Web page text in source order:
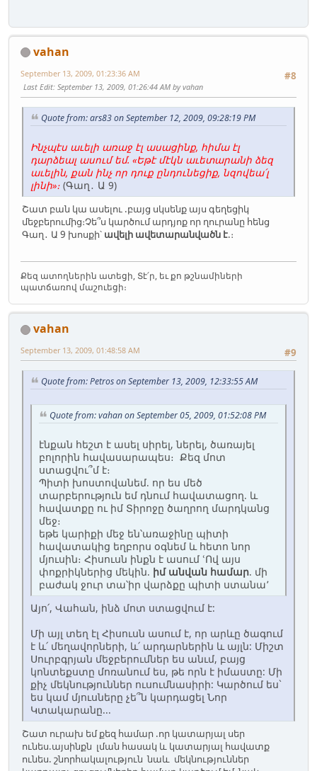
vahan
#8
September 13, 2009, 01:23:36 AM
Last Edit: September 13, 2009, 01:26:44 AM by vahan
Quote from: ars83 on September 12, 2009, 09:28:19 PM
Ինչպէս աւելի առաջ էլ ասացինք, հիմա էլ
դարձեալ ասում եմ. «Եթէ մէկն աւետարանի ձեզ
աւելին, քան ինչ որ դուք ընդունեցիք, նզովեա՛լ
լինի»։ (Գաղ․ Ա 9)
Շատ բան կա ասելու .բայց սկսենք այս գեղեցիկ
մեջբերումից։Չե՞ս կարծում արդյոք որ ղուրանը հենց
Գաղ․ Ա 9 խոսքի՝ ավելի ավետարանվածն է.։
Քեզ ատողներին ատեցի, Տէ՛ր, եւ քո թշնամիների
պատճառով մաշուեցի։
vahan
#9
September 13, 2009, 01:48:58 AM
Quote from: Petros on September 13, 2009, 12:33:55 AM
Quote from: vahan on September 05, 2009, 01:52:08 PM
էնքան հեշտ է ասել սիրել, ներել, ծառայել
բոլորին հավասարապես։ Քեզ մոտ
ստացվու՞մ է։
Պիտի խոստովանեմ. որ ես մեծ
տարբերություն եմ դնում հավատացող. և
հավատքը ու իմ Տիրոջը ծաղրող մարդկանց
մեջ։
եթե կարիքի մեջ են՝առաջինը պիտի
հավատակից եղբորս օգնեմ և հետո նոր
մյուսին։ Հիսուսն ինքն է ասում ՙՈվ այս
փոքրիկներից մեկին. իմ անվան համար. մի
բաժակ ջուր տա՝իր վարձքը պիտի ստանա՚
Այո՛, Վահան, ինձ մոտ ստացվում է:
Մի այլ տեղ էլ Հիսուսն ասում է, որ արևը ծագում
է և՛ մեղավորների, և՛ արդարներին և այլն: Միշտ
Սուրբգրյան մեջբերումներ ես անւմ, բայց
կոնտեքստը մոռանում ես, թե որն է իմաստը: Մի
քիչ մեկնություններ ուսումնասիրի: Կարծում ես`
ես կամ մյուսները չե՞ն կարդացել Նոր
Կտակարանը...
Շատ ուրախ եմ քեզ համար .որ կատարյալ սեր
ունես.այսինքն լման հասակ և կատարյալ հավատք
ունես. շնորհակալություն նաև մեկնություններ